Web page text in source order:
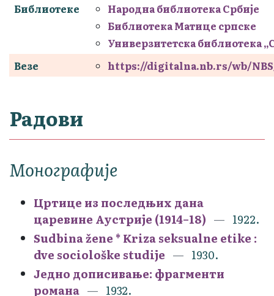
Библиотеке
Народна библиотека Србије
Библиотека Матице српске
Универзитетска библиотека
Везе
https://digitalna.nb.rs/wb/
Радови
Монографије
Цртице из последњих дана
царевине Аустрије (1914–18)
1922.
Sudbina žene * Kriza seksualne etike :
dve sociološke studije
1930.
Једно дописивање: фрагменти
романа
1932.